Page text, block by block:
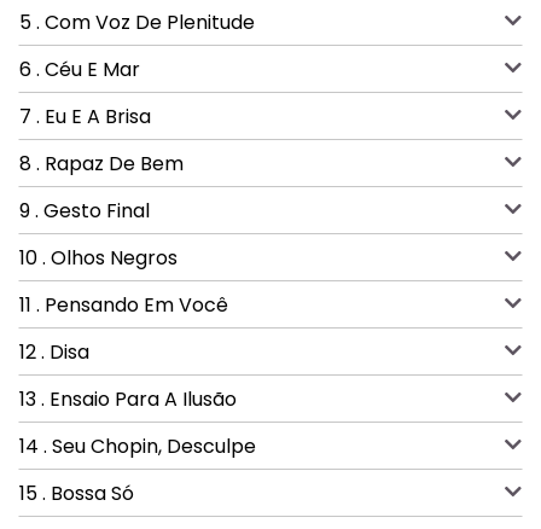
5 . Com Voz De Plenitude
6 . Céu E Mar
7 . Eu E A Brisa
8 . Rapaz De Bem
9 . Gesto Final
10 . Olhos Negros
11 . Pensando Em Você
12 . Disa
13 . Ensaio Para A Ilusão
14 . Seu Chopin, Desculpe
15 . Bossa Só